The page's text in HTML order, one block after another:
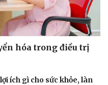
hóa trong điều trị
ích gì cho sức khỏe, làn